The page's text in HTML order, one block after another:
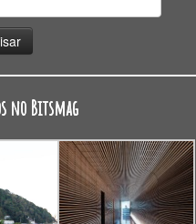
no Bitsmag